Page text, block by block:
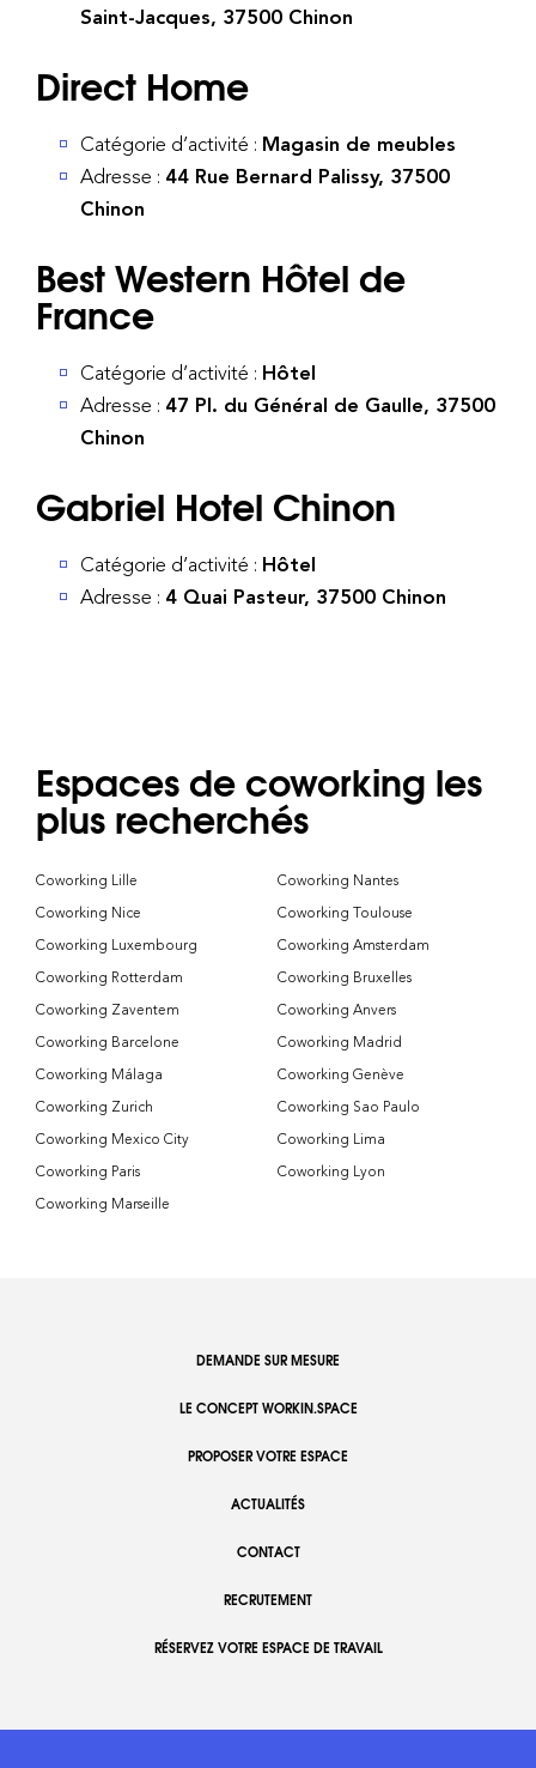
Saint-Jacques, 37500 Chinon
Direct Home
Catégorie d’activité : Magasin de meubles
Adresse : 44 Rue Bernard Palissy, 37500
Chinon
Best Western Hôtel de
France
Catégorie d’activité : Hôtel
Adresse : 47 Pl. du Général de Gaulle, 37500
Chinon
Gabriel Hotel Chinon
Catégorie d’activité : Hôtel
Adresse : 4 Quai Pasteur, 37500 Chinon
Espaces de coworking les
plus recherchés
Coworking Lille
Coworking Nantes
Coworking Nice
Coworking Toulouse
Coworking Luxembourg
Coworking Amsterdam
Coworking Rotterdam
Coworking Bruxelles
Coworking Zaventem
Coworking Anvers
Coworking Barcelone
Coworking Madrid
Coworking Málaga
Coworking Genève
Coworking Zurich
Coworking Sao Paulo
Coworking Mexico City
Coworking Lima
Coworking Paris
Coworking Lyon
Coworking Marseille
DEMANDE SUR MESURE
LE CONCEPT WORKIN.SPACE
PROPOSER VOTRE ESPACE
ACTUALITÉS
CONTACT
RECRUTEMENT
RÉSERVEZ VOTRE ESPACE DE TRAVAIL